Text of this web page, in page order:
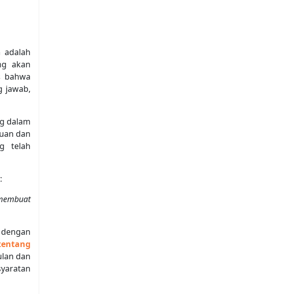
akan
bahwa
jawab,
dalam
dan
telah
dan